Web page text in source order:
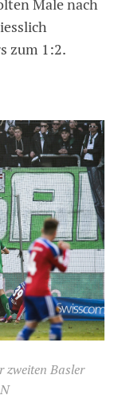
Male nach
zum 1:2.
zweiten Basler